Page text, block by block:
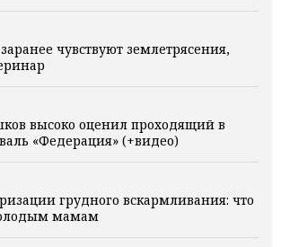
чувствуют землетрясения,
высоко оценил проходящий в
«Федерация» (+видео)
грудного вскармливания: что
мамам